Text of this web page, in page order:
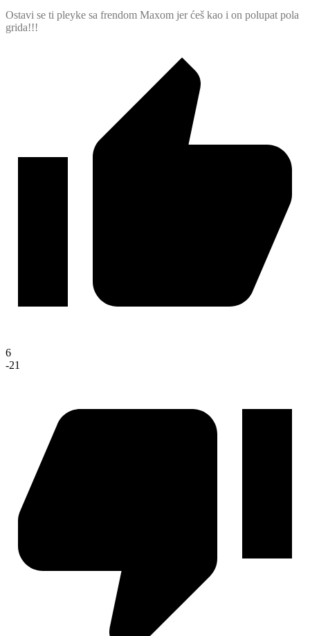
Ostavi se ti pleyke sa frendom Maxom jer ćeš kao i on polupat pola
grida!!!
6
-21